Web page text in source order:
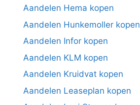
Aandelen Hema kopen
Aandelen Hunkemoller kopen
Aandelen Infor kopen
Aandelen KLM kopen
Aandelen Kruidvat kopen
Aandelen Leaseplan kopen